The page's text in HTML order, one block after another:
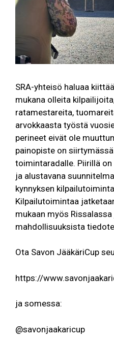
SRA-yhteisö haluaa
mukana olleita
ratamestareita,
arvokkaasta työstä
perineet eivät ole
painopiste on
toimintaradalle. Piirillä
ja alustavana
kynnyksen
Kilpailutoimintaa
mukaan myös
mahdollisuuksista
Ota Savon JääkäriCup
https://
ja somessa:
@savonjaakaricup